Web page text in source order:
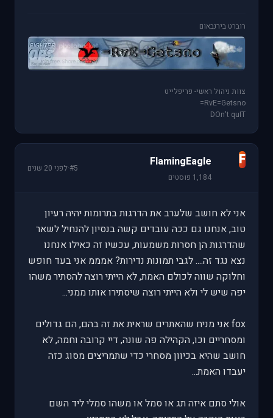
רוברט בירנבאום
צוות ניהול ראשי- פריפלייט
RvE=Getsno=
DOn't quIT
F
FlamingEagle
1,184 פוסטים
#5
·לפני 20 שנים
אני לא חושב שלערב את הדרגות בתרומות יהיה רעיון
טוב, אנחנו גם ככה עובדים קשה בנסיון להנחיל לשאר
שהדרגות הן חסרות משמעות, עכשיו זה כאילו אנחנו
נצא נגד זה.... לגבי תמונות נדירות? אמממ אני בעד חופש
וחלוקה שווה לכולם האמת, לא הייתי רוצה להסתיר משהו
יפה שיש לי ולא הייתי רוצה שיסתירו אותו ממני...
fox אני מניח שהאתרים שראית את זה בהם, הם גדולים
ומסחריים וכו, הקהילה פה שונה, דיי קרובה וחמה, לא
חושב שהיא בכיוון מסחרי כדי שתמריצים מסוג כזה
יעבדו האמת...
אולי סתם איזה תג או סמל או משהו סמלי ליד השם